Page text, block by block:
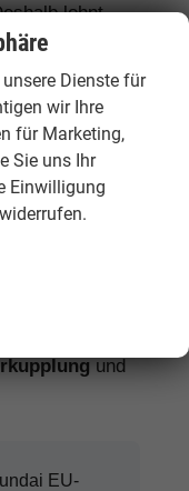
lohnt
achtet
und
LED-
Auto,
und
EU-
Dienste für
wir Ihre
für Marketing,
Sie uns Ihr
Einwilligung